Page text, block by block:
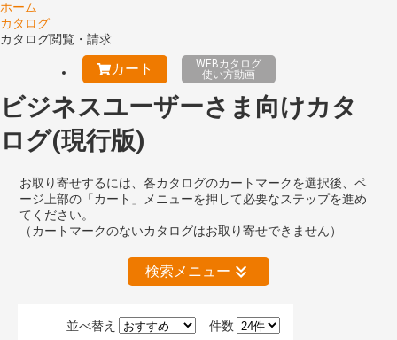
ホーム
カタログ
カタログ閲覧・請求
カート
WEBカタログ
使い方動画
ビジネスユーザーさま向けカタ
ログ(現行版)
お取り寄せするには、各カタログのカートマークを選択後、ペ
ージ上部の「カート」メニューを押して必要なステップを進め
てください。
（カートマークのないカタログはお取り寄せできません）
検索メニュー
件数
並べ替え